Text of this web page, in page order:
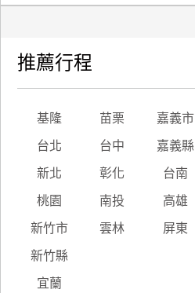
推薦行程
基隆 苗栗 嘉義市
台北 台中 嘉義縣
新北 彰化 台南
桃園 南投 高雄
新竹市 雲林 屏東
新竹縣
宜蘭